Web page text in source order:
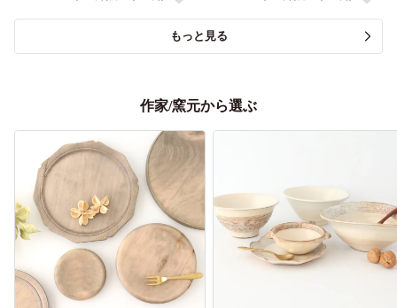
もっと見る
作家/窯元から選ぶ